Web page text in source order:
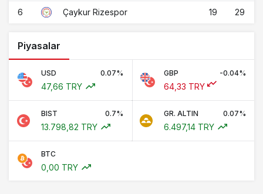
6 Çaykur Rizespor 19 29
Piyasalar
USD 0.07%
47,66 TRY
GBP -0.04%
64,33 TRY
BIST 0.7%
13.798,82 TRY
GR. ALTIN 0.07%
6.497,14 TRY
BTC
0,00 TRY